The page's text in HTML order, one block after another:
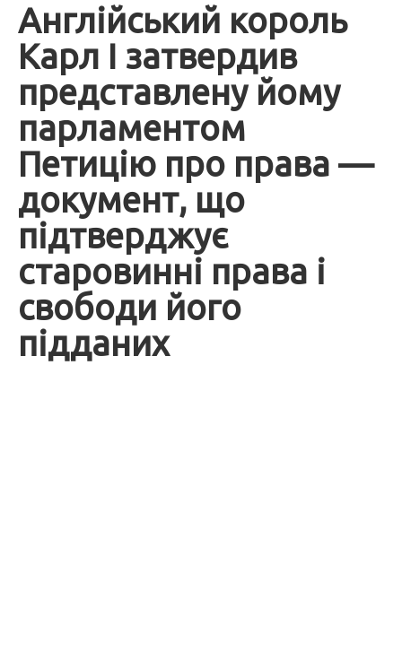
Англійський король
Карл I затвердив
представлену йому
парламентом
Петицію про права —
документ, що
підтверджує
старовинні права і
свободи його
підданих